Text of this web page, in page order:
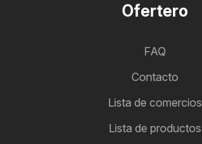
Ofertero
FAQ
Contacto
Lista de comercios
Lista de productos